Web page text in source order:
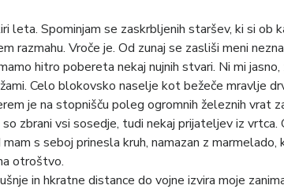
leta. Spominjam se zaskrbljenih staršev, ki si ob
razmahu. Vroče je. Od zunaj se zasliši meni
hitro pobereta nekaj nujnih stvari. Ni mi
Celo blokovsko naselje kot bežeče mravlje
je na stopnišču poleg ogromnih železnih vrat
zbrani vsi sosedje, tudi nekaj prijateljev iz
s seboj prinesla kruh, namazan z
otroštvo.
in hkratne distance do vojne izvira moje